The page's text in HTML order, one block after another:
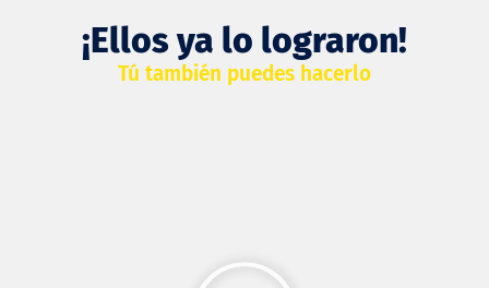
¡Ellos ya lo lograron!
Tú también puedes hacerlo